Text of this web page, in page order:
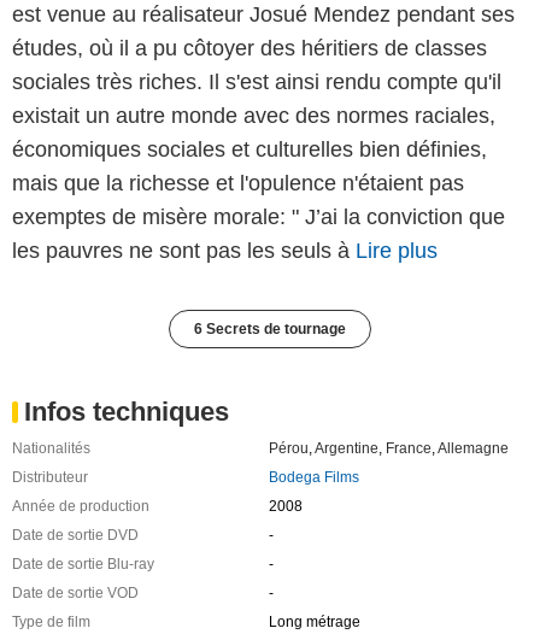
est venue au réalisateur Josué Mendez pendant ses
études, où il a pu côtoyer des héritiers de classes
sociales très riches. Il s'est ainsi rendu compte qu'il
existait un autre monde avec des normes raciales,
économiques sociales et culturelles bien définies,
mais que la richesse et l'opulence n'étaient pas
exemptes de misère morale: " J’ai la conviction que
les pauvres ne sont pas les seuls à Lire plus
6 Secrets de tournage
Infos techniques
Nationalités Pérou Argentine France Allemagne
Distributeur
Bodega Films
Année de production
2008
Date de sortie DVD
-
Date de sortie Blu-ray
-
Date de sortie VOD
-
Type de film
Long métrage